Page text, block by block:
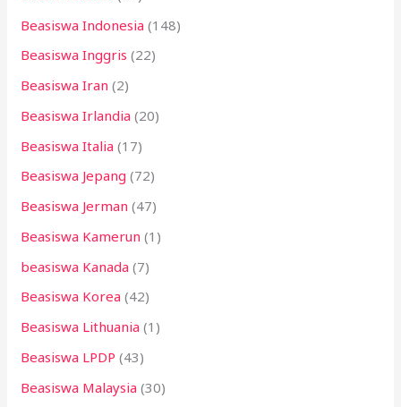
Beasiswa Indonesia (148)
Beasiswa Inggris (22)
Beasiswa Iran (2)
Beasiswa Irlandia (20)
Beasiswa Italia (17)
Beasiswa Jepang (72)
Beasiswa Jerman (47)
Beasiswa Kamerun (1)
beasiswa Kanada (7)
Beasiswa Korea (42)
Beasiswa Lithuania (1)
Beasiswa LPDP (43)
Beasiswa Malaysia (30)